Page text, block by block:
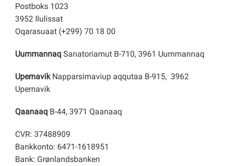
Postboks 1023
3952 Ilulissat
Oqarasuaat (+299) 70 18 00
Uummannaq Sanatoriamut B-710, 3961 Uummannaq
Upernavik Napparsimaviup aqqutaa B-915, 3962
Upernavik
Qaanaaq B-44, 3971 Qaanaaq
CVR: 37488909
Bankkonto: 6471-1618951
Bank: Grønlandsbanken